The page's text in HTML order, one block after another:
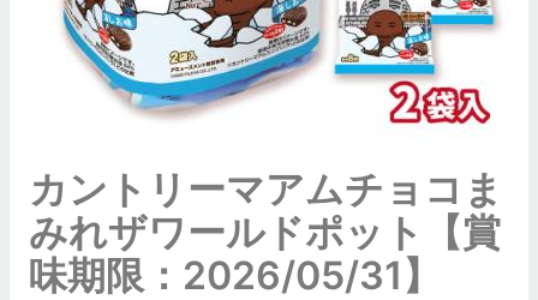
カントリーマアムチョコま
みれザワールドポット【賞
味期限：2026/05/31】